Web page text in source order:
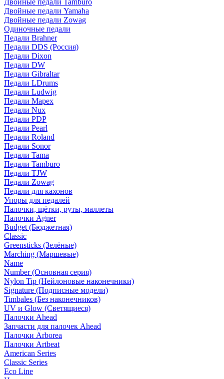
Двойные педали Tamburo
Двойные педали Yamaha
Двойные педали Zowag
Одиночные педали
Педали Brahner
Педали DDS (Россия)
Педали Dixon
Педали DW
Педали Gibraltar
Педали LDrums
Педали Ludwig
Педали Mapex
Педали Nux
Педали PDP
Педали Pearl
Педали Roland
Педали Sonor
Педали Tama
Педали Tamburo
Педали TJW
Педали Zowag
Педали для кахонов
Упоры для педалей
Палочки, щётки, руты, маллеты
Палочки Agner
Budget (Бюджетная)
Classic
Greensticks (Зелёные)
Marching (Маршевые)
Name
Number (Основная серия)
Nylon Tip (Нейлоновые наконечники)
Signature (Подписные модели)
Timbales (Без наконечников)
UV и Glow (Светящиеся)
Палочки Ahead
Запчасти для палочек Ahead
Палочки Arborea
Палочки Artbeat
American Series
Classic Series
Eco Line